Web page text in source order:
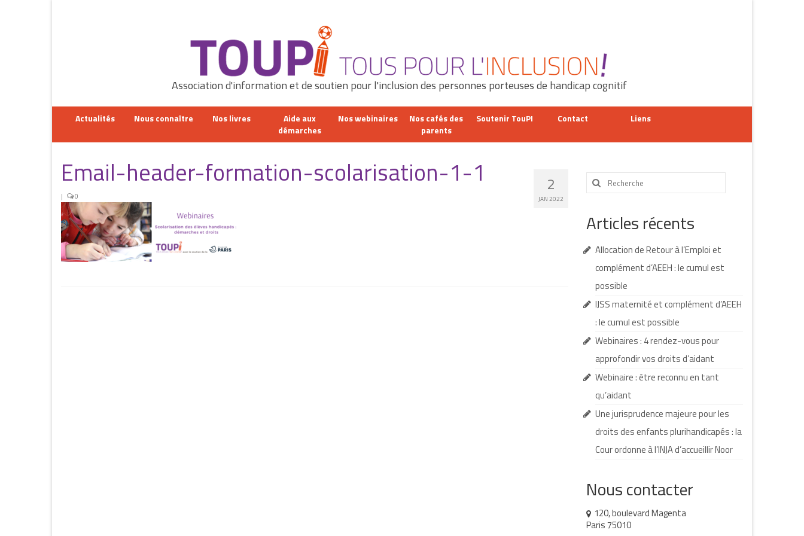
Association d'information et de soutien pour l'inclusion des personnes porteuses de handicap cognitif
Actualités Nous connaître Nos livres
Aide aux
démarches
Nos webinaires
Nos cafés des
parents
Soutenir TouPI Contact Liens
2
JAN 2022
Email-header-formation-scolarisation-1-1
| 0
Rechercher
:
Articles récents
Allocation de Retour à l’Emploi et
complément d’AEEH : le cumul est
possible
IJSS maternité et complément d’AEEH
: le cumul est possible
Webinaires : 4 rendez-vous pour
approfondir vos droits d’aidant
Webinaire : être reconnu en tant
qu’aidant
Une jurisprudence majeure pour les
droits des enfants plurihandicapés : la
Cour ordonne à l’INJA d’accueillir Noor
Nous contacter
120, boulevard Magenta
Paris 75010